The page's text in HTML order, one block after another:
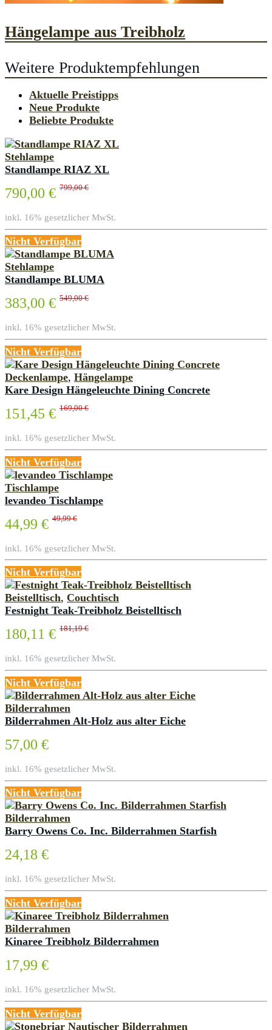
Hängelampe aus Treibholz
Weitere Produktempfehlungen
Aktuelle Preistipps
Neue Produkte
Beliebte Produkte
Stehlampe
Standlampe RIAZ XL
790,00 € 799,00 €
inkl. 16% gesetzlicher MwSt.
Nicht Verfügbar
Stehlampe
Standlampe BLUMA
383,00 € 549,00 €
inkl. 16% gesetzlicher MwSt.
Nicht Verfügbar
Deckenlampe, Hängelampe
Kare Design Hängeleuchte Dining Concrete
151,45 € 169,00 €
inkl. 16% gesetzlicher MwSt.
Nicht Verfügbar
Tischlampe
levandeo Tischlampe
44,99 € 49,99 €
inkl. 16% gesetzlicher MwSt.
Nicht Verfügbar
Beistelltisch, Couchtisch
Festnight Teak-Treibholz Beistelltisch
180,11 € 181,19 €
inkl. 16% gesetzlicher MwSt.
Nicht Verfügbar
Bilderrahmen
Bilderrahmen Alt-Holz aus alter Eiche
57,00 €
inkl. 16% gesetzlicher MwSt.
Nicht Verfügbar
Bilderrahmen
Barry Owens Co. Inc. Bilderrahmen Starfish
24,18 €
inkl. 16% gesetzlicher MwSt.
Nicht Verfügbar
Bilderrahmen
Kinaree Treibholz Bilderrahmen
17,99 €
inkl. 16% gesetzlicher MwSt.
Nicht Verfügbar